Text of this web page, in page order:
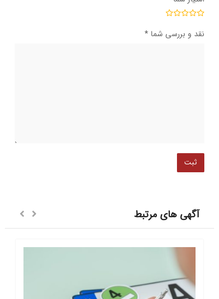
نقد و بررسی شما *
آگهی های مرتبط